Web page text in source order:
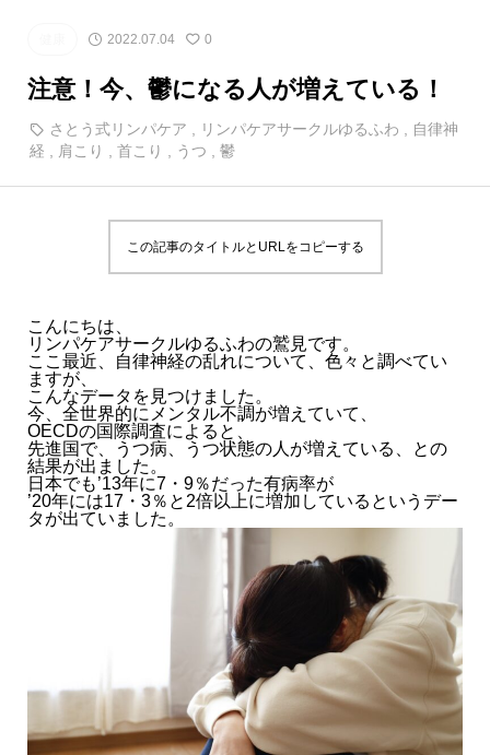
2022.07.04 0
注意！今、鬱になる人が増えている！
さとう式リンパケア , リンパケアサークルゆるふわ , 自律神
経 , 肩こり , 首こり , うつ , 鬱
この記事のタイトルとURLをコピーする
こんにちは、
リンパケアサークルゆるふわの鷲見です。
ここ最近、自律神経の乱れについて、色々と調べてい
ますが、
こんなデータを見つけました。
今、全世界的にメンタル不調が増えていて、
OECDの国際調査によると、
先進国で、うつ病、うつ状態の人が増えている、との
結果が出ました。
日本でも’13年に7・9％だった有病率が
’20年には17・3％と2倍以上に増加しているというデー
タが出ていました。